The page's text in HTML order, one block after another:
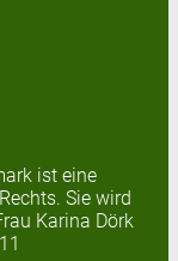
ist eine
Sie wird
Karina Dörk